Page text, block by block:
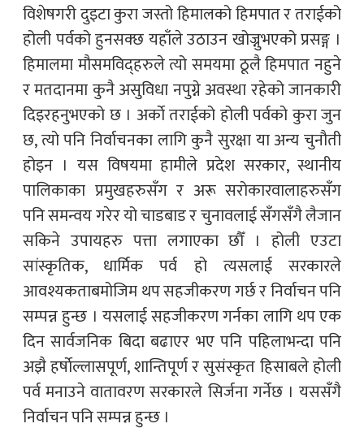
विशेषगरी दुइटा कुरा जस्तो हिमालको हिमपात र तराईको
होली पर्वको हुनसक्छ यहाँले उठाउन खोज्नुभएको प्रसङ्ग ।
हिमालमा मौसमविद्हरुले त्यो समयमा ठूलै हिमपात नहुने
र मतदानमा कुनै असुविधा नपुग्ने अवस्था रहेको जानकारी
दिइरहनुभएको छ । अर्काे तराईको होली पर्वको कुरा जुन
छ, त्यो पनि निर्वाचनका लागि कुनै सुरक्षा या अन्य चुनौती
होइन । यस विषयमा हामीले प्रदेश सरकार, स्थानीय
पालिकाका प्रमुखहरुसँग र अरू सरोकारवालाहरुसँग
पनि समन्वय गरेर यो चाडबाड र चुनावलाई सँगसँगै लैजान
सकिने उपायहरु पत्ता लगाएका छौँ । होली एउटा
सांस्कृतिक, धार्मिक पर्व हो त्यसलाई सरकारले
आवश्यकताबमोजिम थप सहजीकरण गर्छ र निर्वाचन पनि
सम्पन्न हुन्छ । यसलाई सहजीकरण गर्नका लागि थप एक
दिन सार्वजनिक बिदा बढाएर भए पनि पहिलाभन्दा पनि
अझै हर्षाेल्लासपूर्ण, शान्तिपूर्ण र सुसंस्कृत हिसाबले होली
पर्व मनाउने वातावरण सरकारले सिर्जना गर्नेछ । यससँगै
निर्वाचन पनि सम्पन्न हुन्छ ।